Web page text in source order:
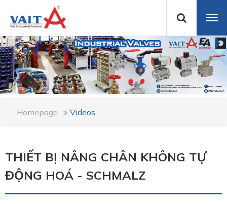
Homepage Videos
THIẾT BỊ NÂNG CHÂN KHÔNG TỰ
ĐỘNG HOÁ - SCHMALZ